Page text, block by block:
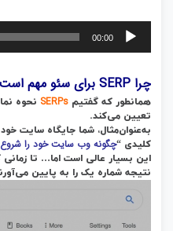
پخش‌کننده
صوت
00:00
چرا SERP برای سئو مهم است؟
همانطور که گفتیم SERPs نحوه
تعیین می‌کند.
به‌عنوان‌مثال، شما جایگاه سایت
کلیدی “چگونه وب سایت خود را شروع
این بسیار عالی است اما… تا
نتیجه شماره یک را به پایین